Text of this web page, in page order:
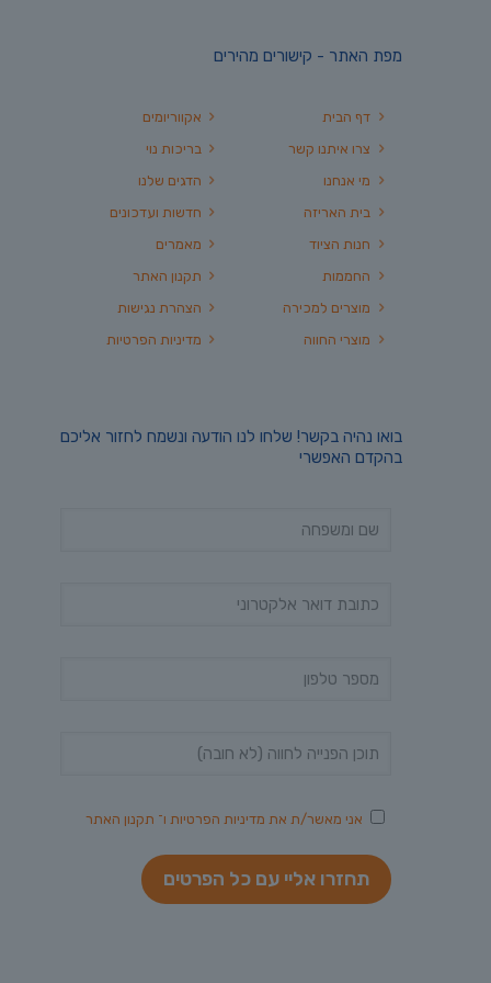
מפת האתר - קישורים מהירים
אקווריומים
בריכות נוי
הדגים שלנו
חדשות ועדכונים
מאמרים
תקנון האתר
הצהרת נגישות
מדיניות הפרטיות
דף הבית
צרו איתנו קשר
מי אנחנו
בית האריזה
חנות הציוד
החממות
מוצרים למכירה
מוצרי החווה
בואו נהיה בקשר! שלחו לנו הודעה ונשמח לחזור אליכם
בהקדם האפשרי
אני מאשר/ת את מדיניות הפרטיות ו־ תקנון האתר